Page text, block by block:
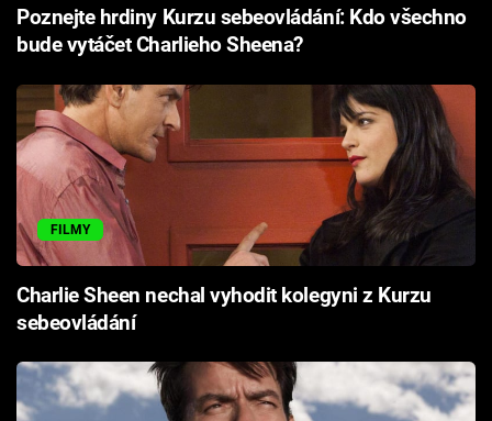
Poznejte hrdiny Kurzu sebeovládání: Kdo všechno
bude vytáčet Charlieho Sheena?
FILMY
Charlie Sheen nechal vyhodit kolegyni z Kurzu
sebeovládání